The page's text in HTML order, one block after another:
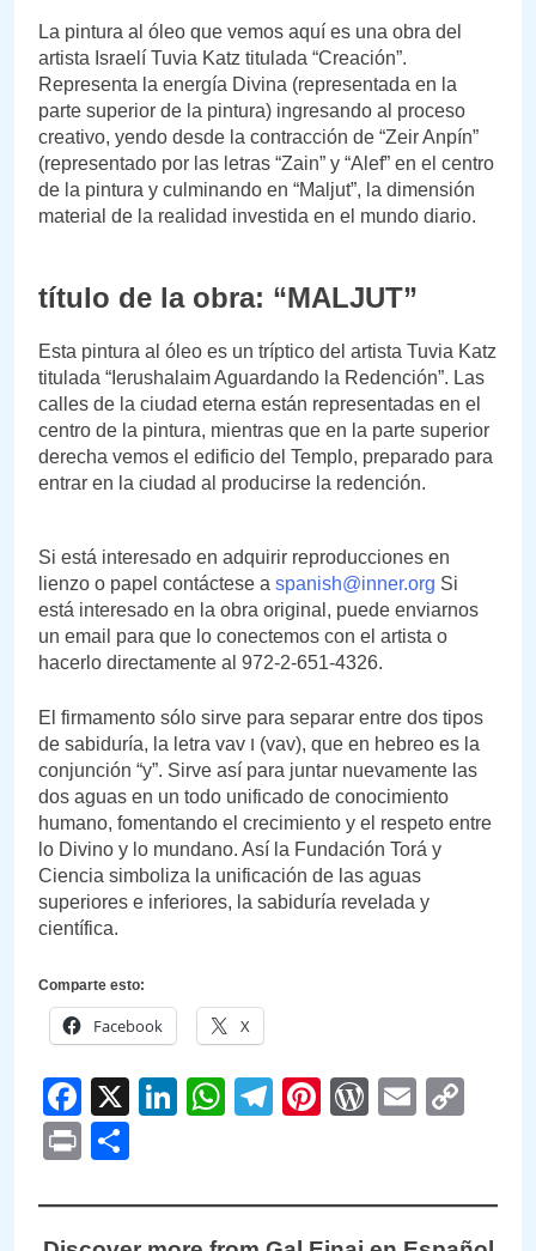
La pintura al óleo que vemos aquí es una obra del
artista Israelí Tuvia Katz titulada “Creación”.
Representa la energía Divina (representada en la
parte superior de la pintura) ingresando al proceso
creativo, yendo desde la contracción de “Zeir Anpín”
(representado por las letras “Zain” y “Alef” en el centro
de la pintura y culminando en “Maljut”, la dimensión
material de la realidad investida en el mundo diario.
título de la obra: “MALJUT”
Esta pintura al óleo es un tríptico del artista Tuvia Katz
titulada “Ierushalaim Aguardando la Redención”. Las
calles de la ciudad eterna están representadas en el
centro de la pintura, mientras que en la parte superior
derecha vemos el edificio del Templo, preparado para
entrar en la ciudad al producirse la redención.
Si está interesado en adquirir reproducciones en
lienzo o papel contáctese a spanish@inner.org Si
está interesado en la obra original, puede enviarnos
un email para que lo conectemos con el artista o
hacerlo directamente al 972-2-651-4326.
El firmamento sólo sirve para separar entre dos tipos
de sabiduría, la letra vav ו (vav), que en hebreo es la
conjunción “y”. Sirve así para juntar nuevamente las
dos aguas en un todo unificado de conocimiento
humano, fomentando el crecimiento y el respeto entre
lo Divino y lo mundano. Así la Fundación Torá y
Ciencia simboliza la unificación de las aguas
superiores e inferiores, la sabiduría revelada y
científica.
Comparte esto:
Facebook X
Facebook
X LinkedIn
WhatsApp
Telegram
PinterestEmail
Print